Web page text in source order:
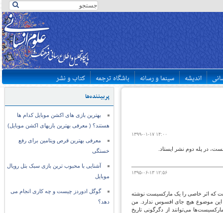
اندیشه سینما و رسانه باشگاه ترجمه کتاب و نشر
پربیننده‌ها
بهترین بازی های اکشن موبایل کدام ها
هستند؟ ( معرفی بهترین بازیهای اکشن موبایل)
معرفی بهترین قرص ویتامین برای رفع
خستگی
آشنایی با محبوب ترین بازی سبک بتل رویال
موبایل
گوگل ادوردز چیست و چه کاری انجام می
دهد؟
۱۳۹۹-۰۱-۱۷ ۱۴:۰۰
۱۳۹۵-۰۶-۱۳ ۱۲:۵۶
که اثر خاصی را یک مارکسیست نوشته
این موضوع هیچ جای افسوس ندارد. من
می‌توانند از دگرگونی تاریخ